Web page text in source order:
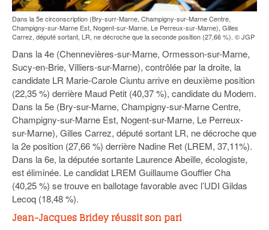
Dans la 5e circonscription (Bry-surr-Marne, Champigny-sur-Marne Centre,
Champigny-sur-Marne Est, Nogent-sur-Marne, Le Perreux-sur-Marne), Gilles
Carrez, député sortant, LR, ne décroche que la seconde position (27,66 %). © JGP
Dans la 4e (Chennevières-sur-Marne, Ormesson-sur-Marne,
Sucy-en-Brie, Villiers-sur-Marne), contrôlée par la droite, la
candidate LR Marie-Carole Ciuntu arrive en deuxième position
(22,35 %) derrière Maud Petit (40,37 %), candidate du Modem.
Dans la 5e (Bry-sur-Marne, Champigny-sur-Marne Centre,
Champigny-sur-Marne Est, Nogent-sur-Marne, Le Perreux-
sur-Marne), Gilles Carrez, député sortant LR, ne décroche que
la 2e position (27,66 %) derrière Nadine Ret (LREM, 37,11%).
Dans la 6e, la députée sortante Laurence Abeille, écologiste,
est éliminée. Le candidat LREM Guillaume Gouffier Cha
(40,25 %) se trouve en ballotage favorable avec l’UDI Gildas
Lecoq (18,48 %).
Jean-Jacques Bridey réussit son pari